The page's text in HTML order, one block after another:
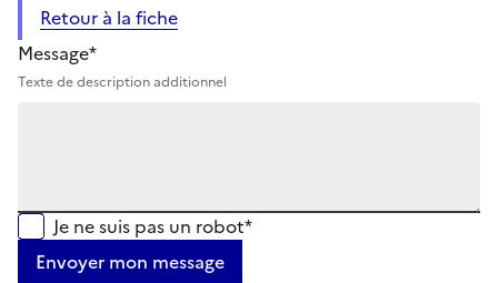
Retour à la fiche
Message*
Texte de description additionnel
Je ne suis pas un robot*
Envoyer mon message